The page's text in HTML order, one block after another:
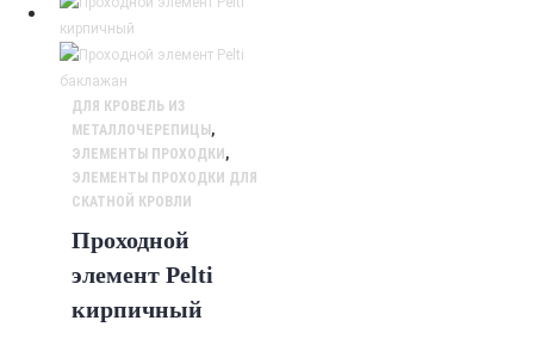
ДЛЯ КРОВЕЛЬ ИЗ
МЕТАЛЛОЧЕРЕПИЦЫ ,
ЭЛЕМЕНТЫ ПРОХОДКИ ,
ЭЛЕМЕНТЫ ПРОХОДКИ ДЛЯ
СКАТНОЙ КРОВЛИ
Проходной
элемент Pelti
кирпичный